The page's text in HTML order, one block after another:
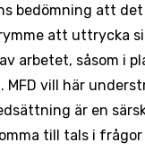
bedömning att
att uttrycka
arbetet, såsom i
MFD vill här
är en
till tals i frågor